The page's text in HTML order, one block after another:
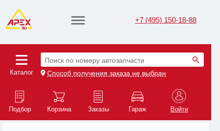
+7 (495) 150-18-88
Каталог
Поиск по номеру автозапчасти
Способ получения заказа не выбран
Подбор Корзина Заказы Гараж Войти